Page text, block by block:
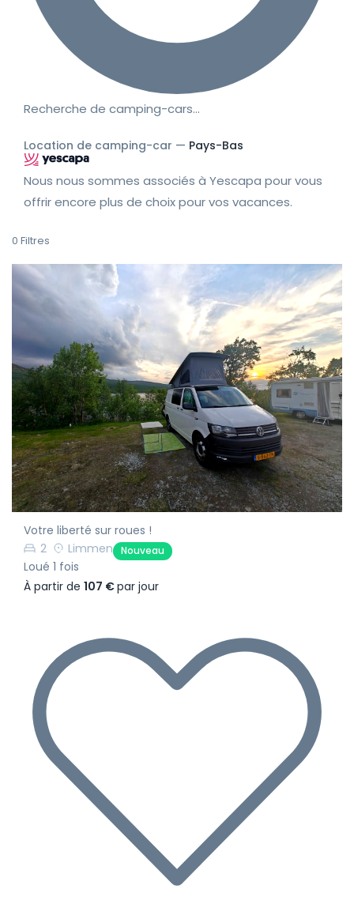
Recherche de camping-cars…
Location de camping-car — Pays-Bas
Nous nous sommes associés à Yescapa pour vous
offrir encore plus de choix pour vos vacances.
0 Filtres
Votre liberté sur roues !
2
Limmen Nouveau
Loué 1 fois
À partir de 107 €par jour